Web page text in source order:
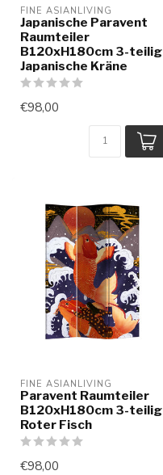
FINE ASIANLIVING
Japanische Paravent
Raumteiler
B120xH180cm 3-teilig
Japanische Kräne
€98,00
FINE ASIANLIVING
Paravent Raumteiler
B120xH180cm 3-teilig
Roter Fisch
€98,00